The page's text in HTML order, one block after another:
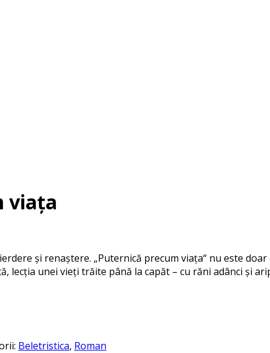
viața
și renaștere. „Puternică precum viața“ nu este
lecția unei vieți trăite până la capăt – cu răni adânci și
Beletristica, Roman